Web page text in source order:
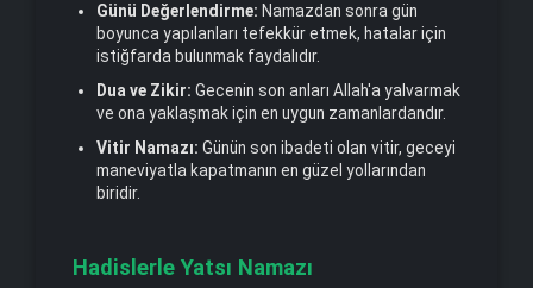
Günü Değerlendirme: Namazdan sonra gün
boyunca yapılanları tefekkür etmek, hatalar için
istiğfarda bulunmak faydalıdır.
Dua ve Zikir: Gecenin son anları Allah'a yalvarmak
ve ona yaklaşmak için en uygun zamanlardandır.
Vitir Namazı: Günün son ibadeti olan vitir, geceyi
maneviyatla kapatmanın en güzel yollarından
biridir.
Hadislerle Yatsı Namazı